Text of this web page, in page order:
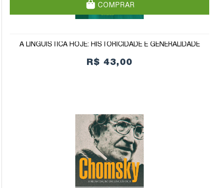
COMPRAR
A LINGUÍSTICA HOJE: HISTORICIDADE E GENERALIDADE
R$ 43,00